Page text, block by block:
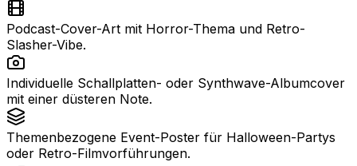
Podcast-Cover-Art mit Horror-Thema und Retro-
Slasher-Vibe.
Individuelle Schallplatten- oder Synthwave-Albumcover
mit einer düsteren Note.
Themenbezogene Event-Poster für Halloween-Partys
oder Retro-Filmvorführungen.